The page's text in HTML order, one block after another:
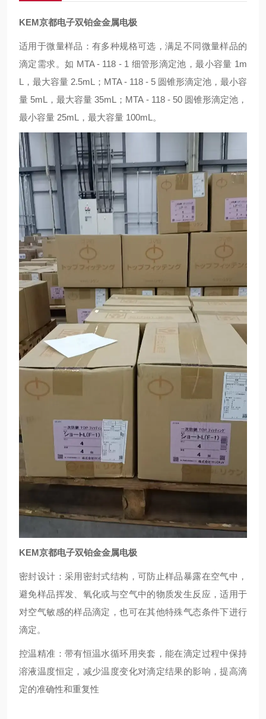
KEM京都电子双铂金金属电极
适用于微量样品：有多种规格可选，满足不同微量样品的
滴定需求。如 MTA - 118 - 1 细管形滴定池，最小容量 1m
L，最大容量 2.5mL；MTA - 118 - 5 圆锥形滴定池，最小容
量 5mL，最大容量 35mL；MTA - 118 - 50 圆锥形滴定池，
最小容量 25mL，最大容量 100mL。
KEM京都电子双铂金金属电极
密封设计：采用密封式结构，可防止样品暴露在空气中，
避免样品挥发、氧化或与空气中的物质发生反应，适用于
对空气敏感的样品滴定，也可在其他特殊气态条件下进行
滴定。
控温精准：带有恒温水循环用夹套，能在滴定过程中保持
溶液温度恒定，减少温度变化对滴定结果的影响，提高滴
定的准确性和重复性